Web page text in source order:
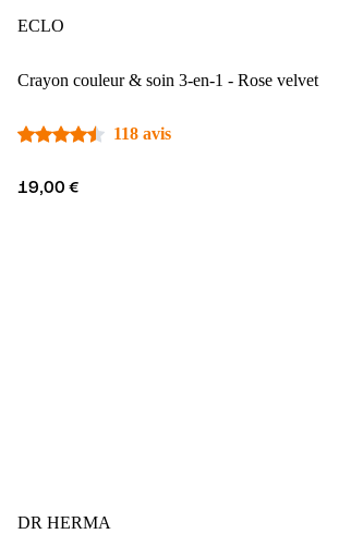
ECLO
Crayon couleur & soin 3-en-1 - Rose velvet
118 avis
19,00 €
DR HERMA